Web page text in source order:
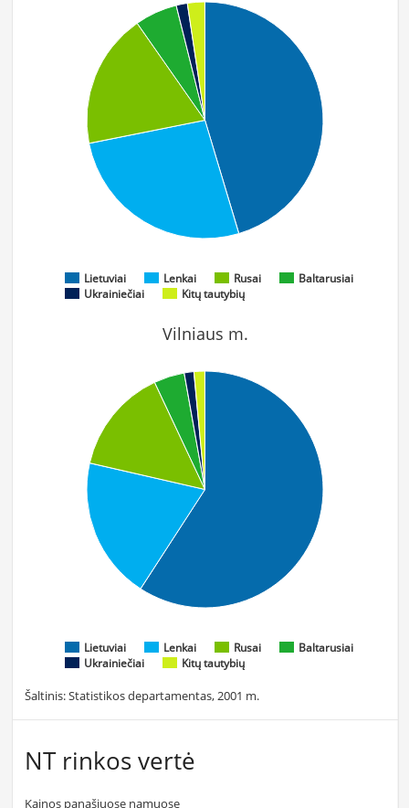
Lietuviai Lenkai Rusai
Baltarusiai
Ukrainiečiai
Kitų tautybių
Vilniaus m.
Lietuviai Lenkai Rusai
Baltarusiai
Ukrainiečiai
Kitų tautybių
Šaltinis: Statistikos departamentas, 2001 m.
NT rinkos vertė
Kainos panašiuose namuose